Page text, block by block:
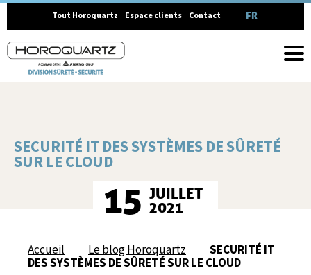
Tout Horoquartz Espace clients Contact FRANÇAIS
SECURITÉ IT DES SYSTÈMES DE SÛRETÉ
SUR LE CLOUD
15 JUILLET
2021
Accueil Le blog Horoquartz
SECURITÉ IT
DES SYSTÈMES DE SÛRETÉ SUR LE CLOUD